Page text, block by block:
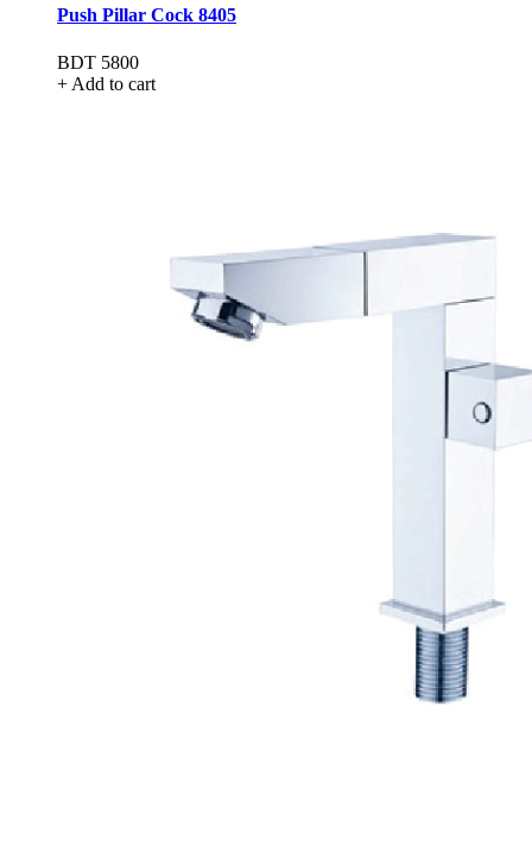
Push Pillar Cock 8405
BDT 5800
+ Add to cart